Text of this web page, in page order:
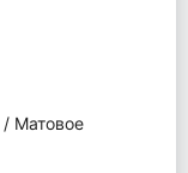
Матовое